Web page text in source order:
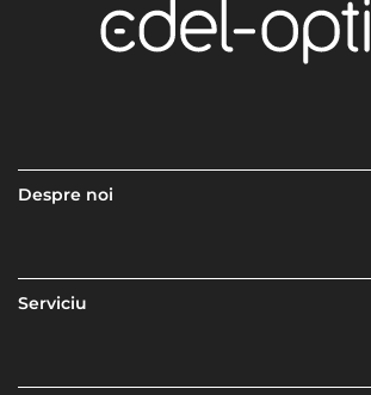
Despre noi
Serviciu